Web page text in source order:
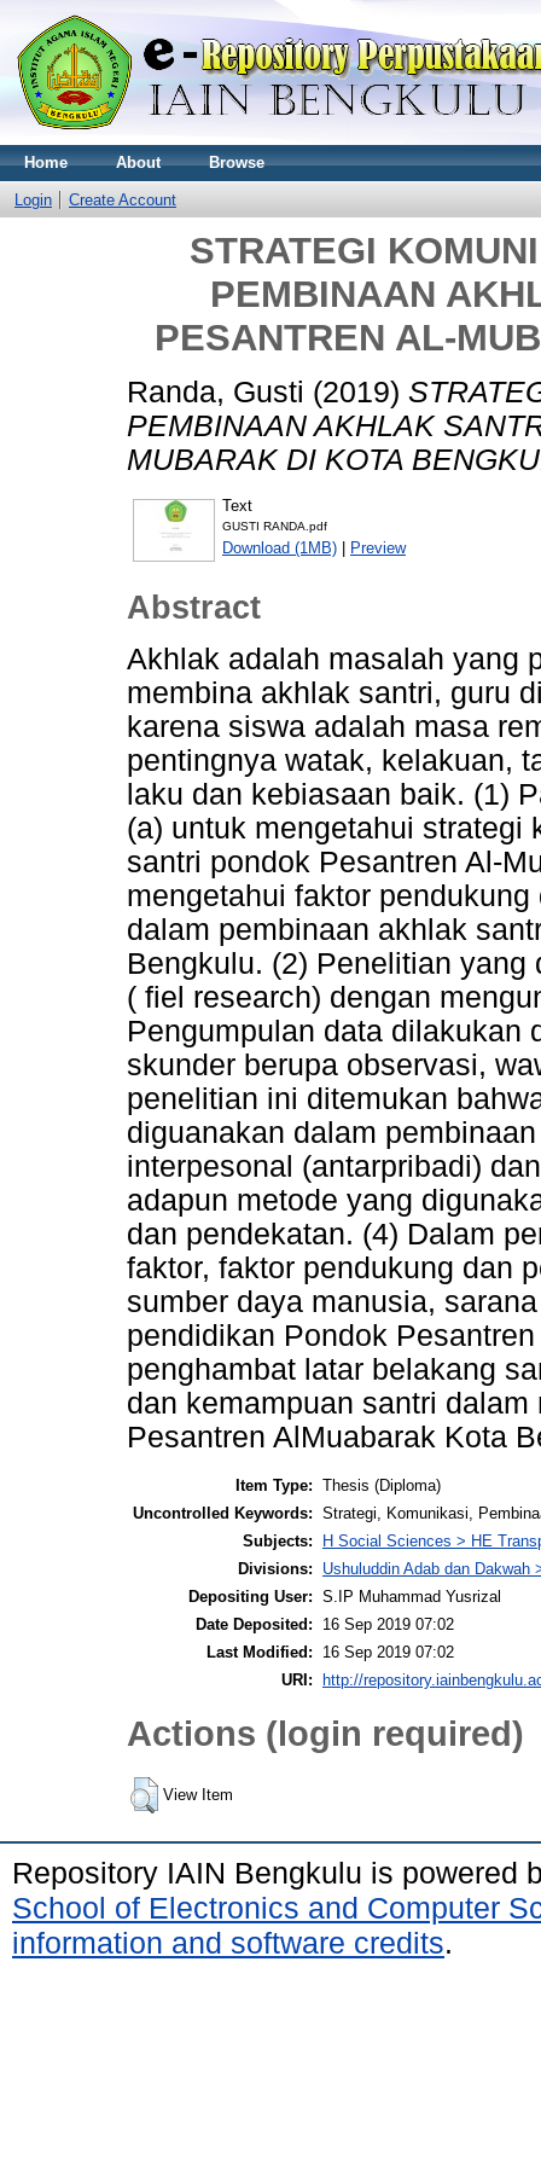
Home About Browse
Login Create Account
STRATEGI
PEMBINAAN
PESANTREN AL-
Randa, Gusti (2019)
PEMBINAAN AKHLAK
MUBARAK DI KOTA
Text
GUSTI RANDA.pdf
Download (1MB) | Preview
Abstract
Akhlak adalah masalah yang
membina akhlak santri, guru
karena siswa adalah masa
pentingnya watak, kelakuan,
laku dan kebiasaan baik. (1)
(a) untuk mengetahui strategi
santri pondok Pesantren Al-
mengetahui faktor
dalam pembinaan akhlak
Bengkulu. (2) Penelitian
( fiel research) dengan
Pengumpulan data dilakukan
skunder berupa observasi,
penelitian ini ditemukan
diguanakan dalam
interpesonal (antarpribadi)
adapun metode yang
dan pendekatan. (4) Dalam
faktor, faktor pendukung dan
sumber daya manusia,
pendidikan Pondok
penghambat latar belakang
dan kemampuan santri
Pesantren AlMuabarak Kota
Item Type: Thesis (Diploma)
Uncontrolled Keywords: Strategi, Komunikasi,
Subjects:
H Social Sciences > HE
Divisions:
Ushuluddin Adab dan
Depositing User: S.IP Muhammad Yusrizal
Date Deposited:
16 Sep 2019 07:02
Last Modified:
16 Sep 2019 07:02
URI:
http://
Actions (login required)
View Item
Repository IAIN Bengkulu is powered
School of Electronics and Computer
information and software credits.